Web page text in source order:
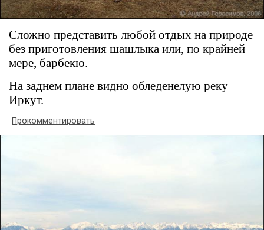
Сложно представить любой отдых на природе
без приготовления шашлыка или, по крайней
мере, барбекю.
На заднем плане видно обледенелую реку
Иркут.
Прокомментировать